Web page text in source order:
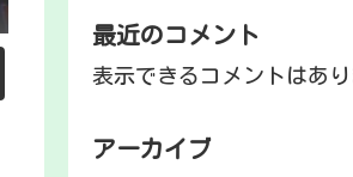
最近のコメント
表示できるコメントはあり
アーカイブ